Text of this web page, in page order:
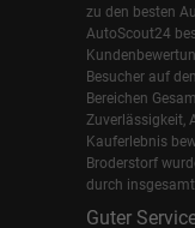
zu den besten
AutoScout24
Besucher auf
Bereichen
Zuverlässigkeit,
Kauferlebnis
Broderstorf
durch
Guter